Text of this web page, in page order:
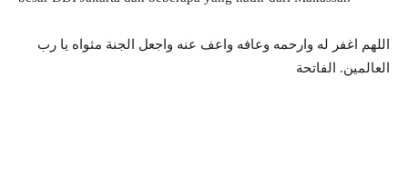
اللهم اغفر له وارحمه وعافه واعف عنه واجعل الجنة مثواه يا رب
العالمين. الفاتحة